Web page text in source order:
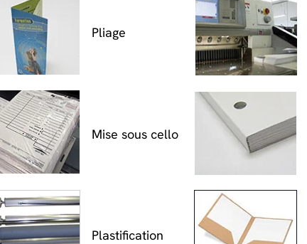
Pliage
Mise sous cello
Plastification